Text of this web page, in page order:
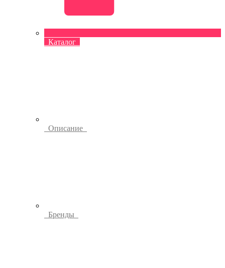
Каталог
Описание
Бренды